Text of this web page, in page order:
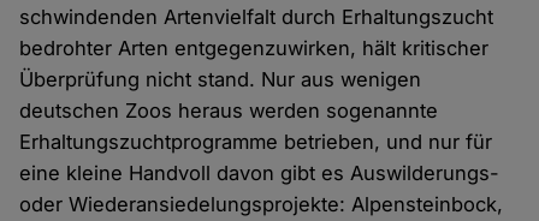
schwindenden Artenvielfalt durch Erhaltungszucht
bedrohter Arten entgegenzuwirken, hält kritischer
Überprüfung nicht stand. Nur aus wenigen
deutschen Zoos heraus werden sogenannte
Erhaltungszuchtprogramme betrieben, und nur für
eine kleine Handvoll davon gibt es Auswilderungs-
oder Wiederansiedelungsprojekte: Alpensteinbock,